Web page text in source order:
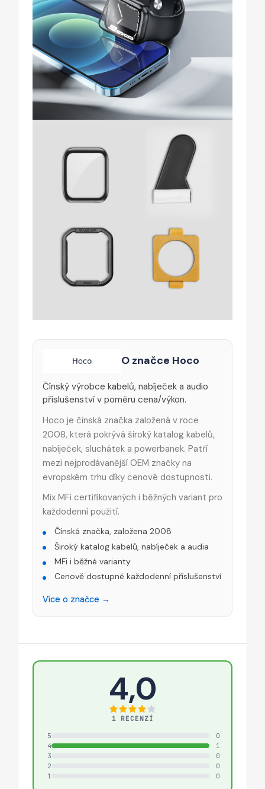
O značce Hoco
Čínský výrobce kabelů, nabíječek a audio
příslušenství v poměru cena/výkon.
Hoco je čínská značka založená v roce
2008, která pokrývá široký katalog kabelů,
nabíječek, sluchátek a powerbanek. Patří
mezi nejprodávanější OEM značky na
evropském trhu díky cenové dostupnosti.
Mix MFi certifikovaných i běžných variant pro
každodenní použití.
Čínská značka, založena 2008
Široký katalog kabelů, nabíječek a audia
MFi i běžné varianty
Cenově dostupné každodenní příslušenství
Více o značce →
4,0
1 RECENZÍ
5
0
4
1
3
0
2
0
1
0